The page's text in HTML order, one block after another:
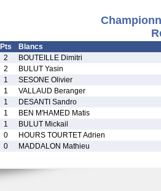
Pts
Blancs
2
BOUTEILLE Dimitri
2
BULUT Yasin
1
SESONE Olivier
1
VALLAUD Beranger
1
DESANTI Sandro
1
BEN M'HAMED Matis
1
BULUT Mickail
0
HOURS TOURTET Adrien
0 MADDALON Mathieu